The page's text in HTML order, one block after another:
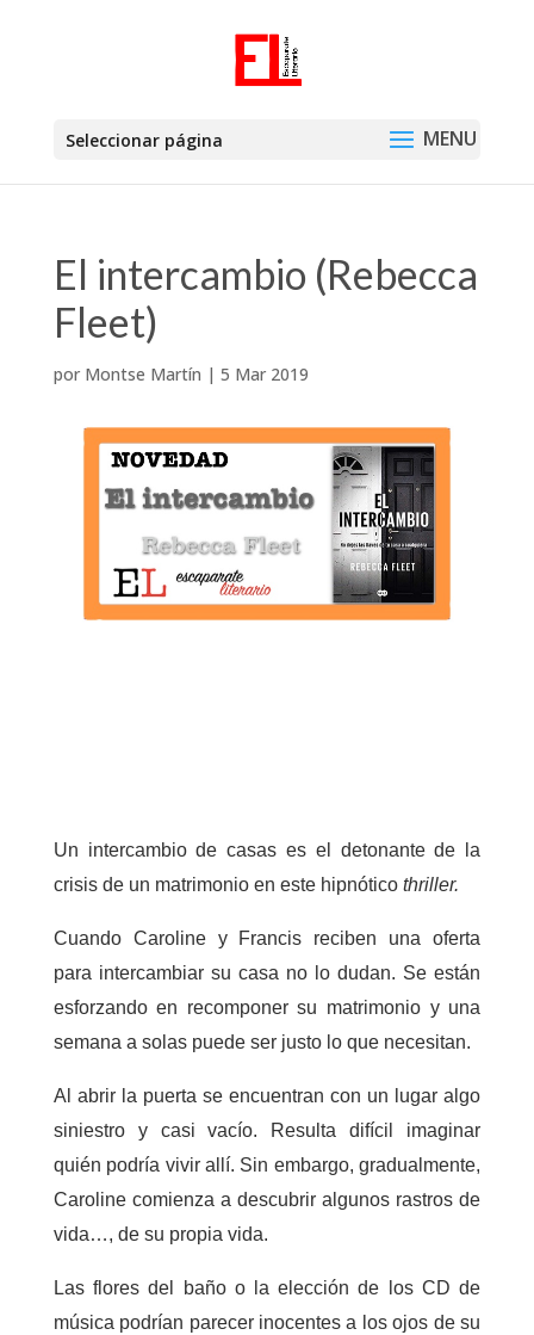
Seleccionar página
El intercambio (Rebecca
Fleet)
por Montse Martín | 5 Mar 2019
Un intercambio de casas es el detonante de la
crisis de un matrimonio en este hipnótico thriller.
Cuando Caroline y Francis reciben una oferta
para intercambiar su casa no lo dudan. Se están
esforzando en recomponer su matrimonio y una
semana a solas puede ser justo lo que necesitan.
Al abrir la puerta se encuentran con un lugar algo
siniestro y casi vacío. Resulta difícil imaginar
quién podría vivir allí. Sin embargo, gradualmente,
Caroline comienza a descubrir algunos rastros de
vida…, de su propia vida.
Las flores del baño o la elección de los CD de
música podrían parecer inocentes a los ojos de su